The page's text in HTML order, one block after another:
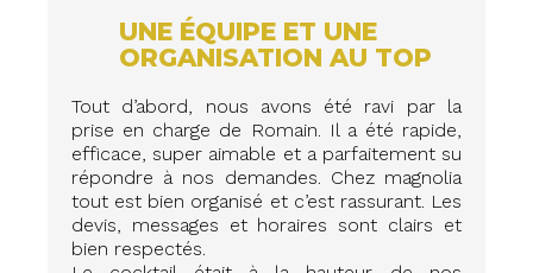
UNE ÉQUIPE ET UNE
ORGANISATION AU TOP
Tout d’abord, nous avons été ravi par la
prise en charge de Romain. Il a été rapide,
efficace, super aimable et a parfaitement su
répondre à nos demandes. Chez magnolia
tout est bien organisé et c’est rassurant. Les
devis, messages et horaires sont clairs et
bien respectés.